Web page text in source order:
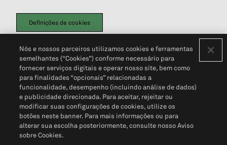
Definições de cookies
Política de PrivacidadePortal de privacidade do cliente (em inglês)
Não Venda Minhas Informações Pessoais© 2026 S&P Global
Nós e nossos parceiros utilizamos cookies e ferramentas
semelhantes (“Cookies”) conforme necessário para
fornecer serviços digitais e operar nosso site, bem como
para finalidades “opcionais” relacionadas a
funcionalidade, desempenho (incluindo análise de dados)
e publicidade direcionada. Para aceitar, rejeitar ou
modificar suas configurações de cookies, utilize os
botões neste banner. Para mais informações ou para
alterar sua escolha posteriormente, consulte nosso Aviso
sobre Cookies.